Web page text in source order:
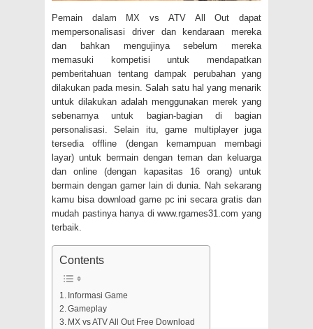
Pemain dalam MX vs ATV All Out dapat
mempersonalisasi driver dan kendaraan mereka
dan bahkan mengujinya sebelum mereka
memasuki kompetisi untuk mendapatkan
pemberitahuan tentang dampak perubahan yang
dilakukan pada mesin. Salah satu hal yang menarik
untuk dilakukan adalah menggunakan merek yang
sebenarnya untuk bagian-bagian di bagian
personalisasi. Selain itu, game multiplayer juga
tersedia offline (dengan kemampuan membagi
layar) untuk bermain dengan teman dan keluarga
dan online (dengan kapasitas 16 orang) untuk
bermain dengan gamer lain di dunia. Nah sekarang
kamu bisa download game pc ini secara gratis dan
mudah pastinya hanya di www.rgames31.com yang
terbaik.
Contents
Informasi Game
Gameplay
MX vs ATV All Out Free Download